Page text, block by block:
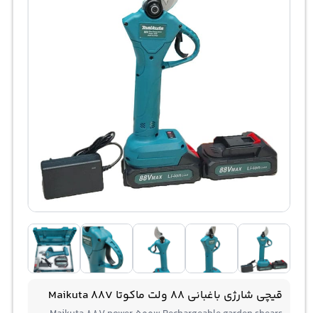
قیچی شارژی باغبانی 88 ولت ماکوتا Maikuta 88V